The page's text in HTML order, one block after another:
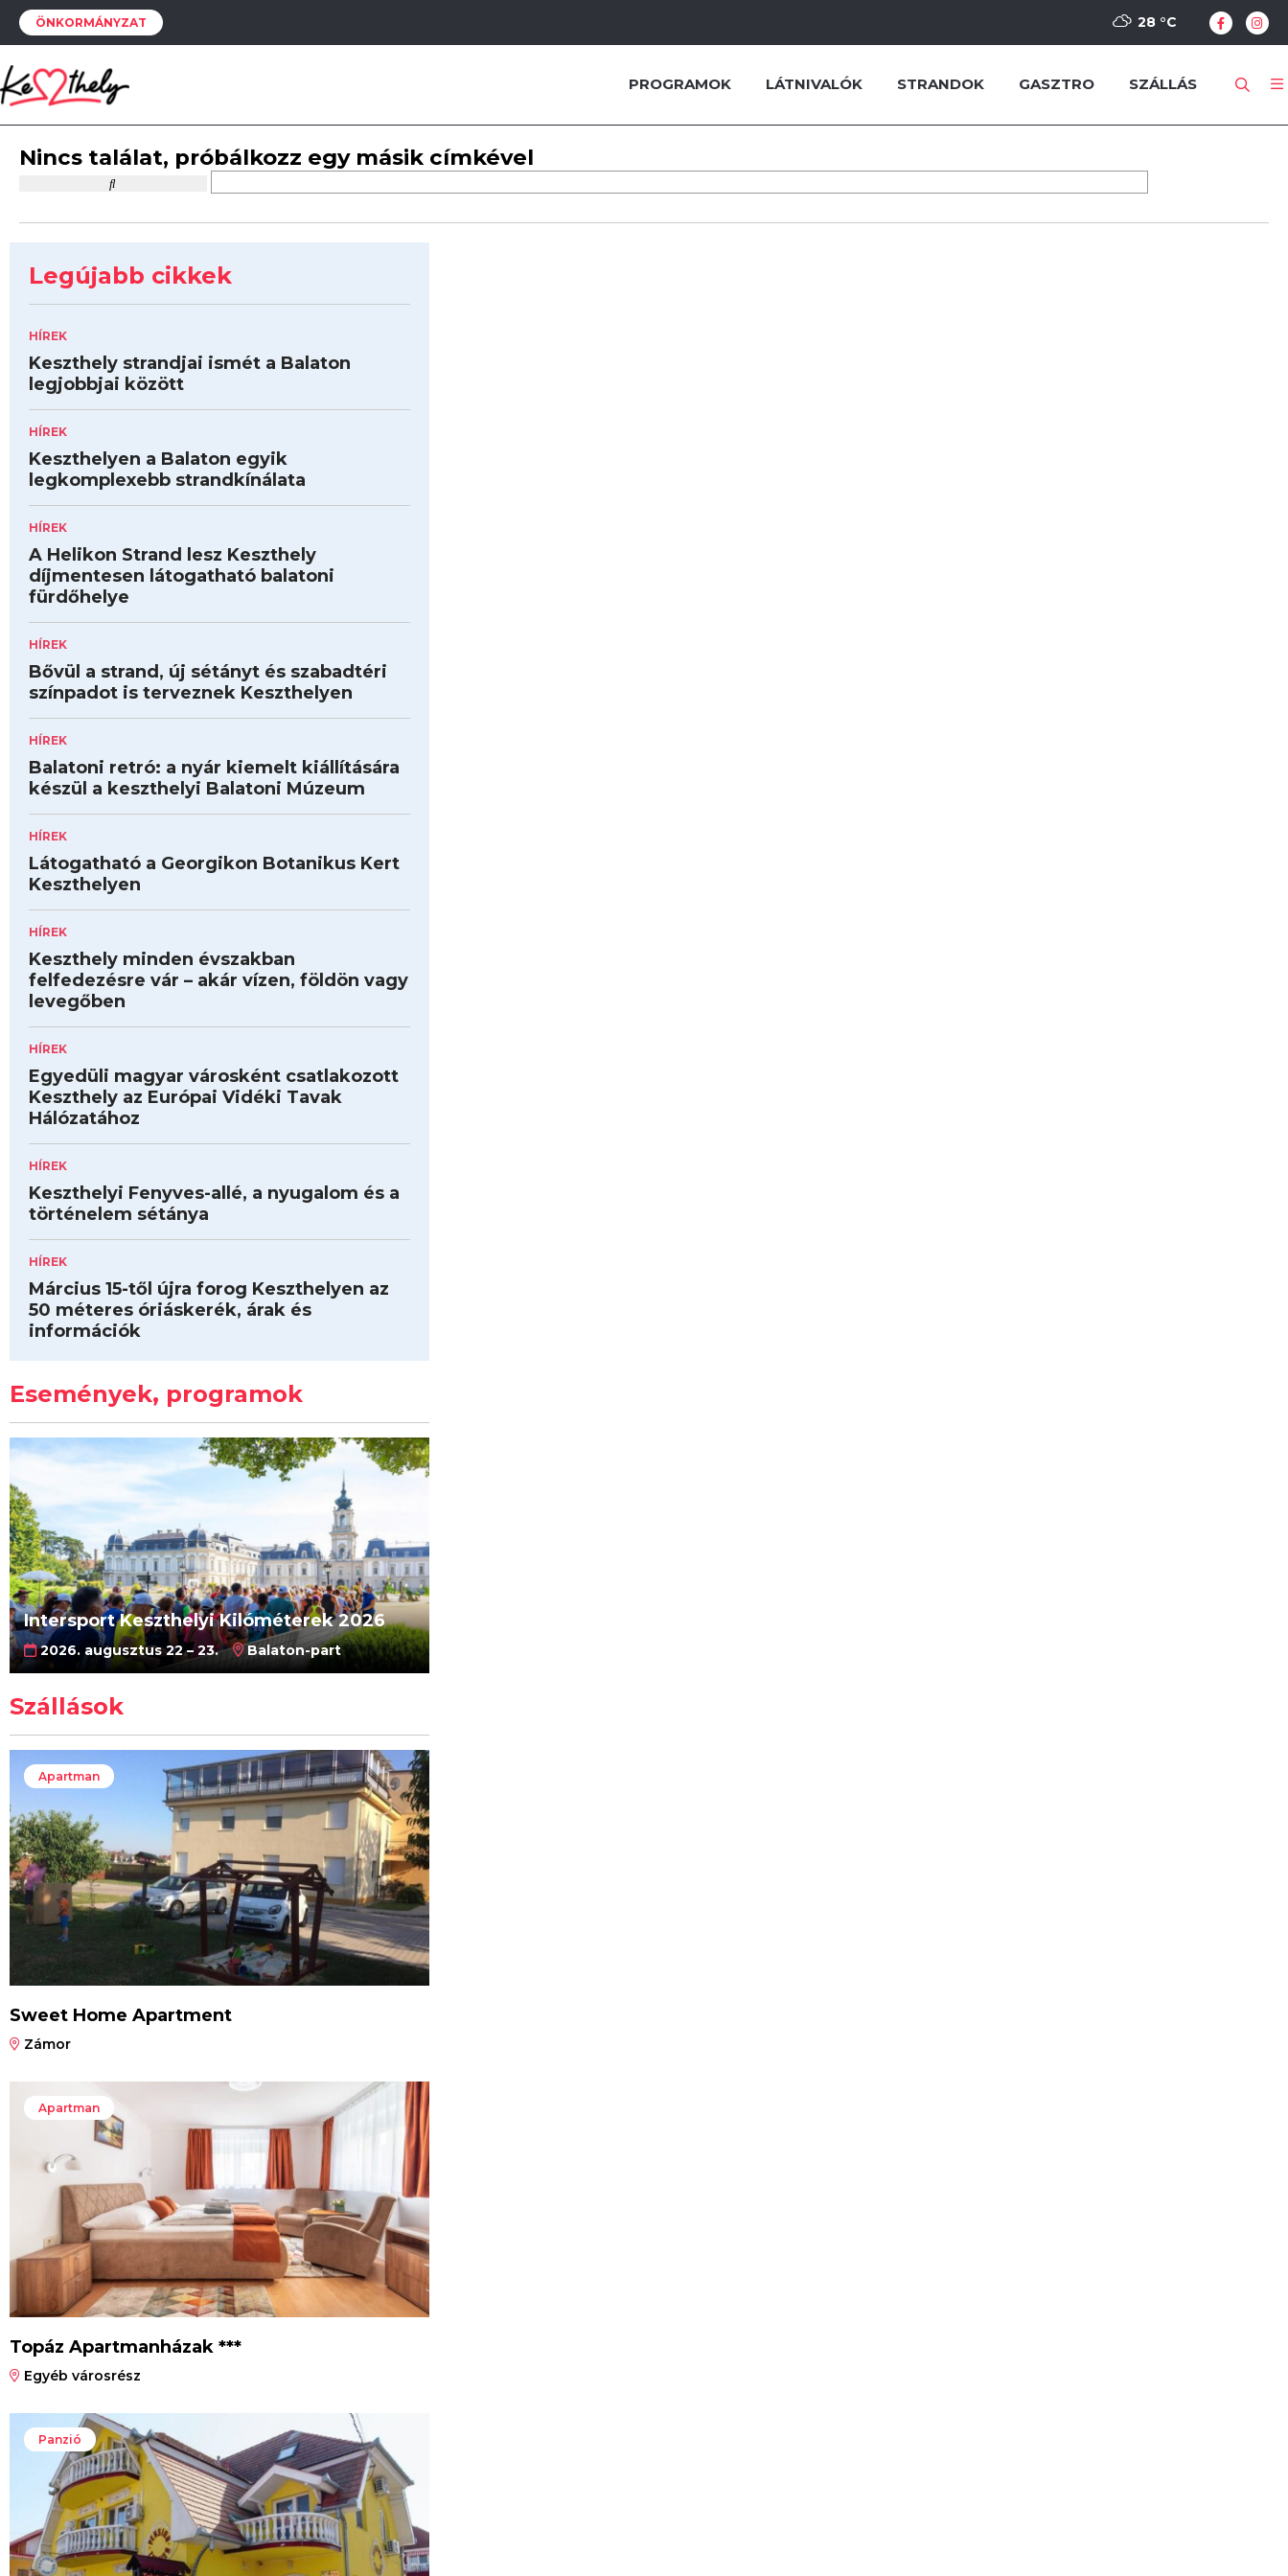
ÖNKORMÁNYZAT 28 °C
PROGRAMOK LÁTNIVALÓK STRANDOK GASZTRO SZÁLLÁS
Nincs találat, próbálkozz egy másik címkével
Legújabb cikkek
HÍREK
Keszthely strandjai ismét a Balaton
legjobbjai között
HÍREK
Keszthelyen a Balaton egyik
legkomplexebb strandkínálata
HÍREK
A Helikon Strand lesz Keszthely
díjmentesen látogatható balatoni
fürdőhelye
HÍREK
Bővül a strand, új sétányt és szabadtéri
színpadot is terveznek Keszthelyen
HÍREK
Balatoni retró: a nyár kiemelt kiállítására
készül a keszthelyi Balatoni Múzeum
HÍREK
Látogatható a Georgikon Botanikus Kert
Keszthelyen
HÍREK
Keszthely minden évszakban
felfedezésre vár – akár vízen, földön vagy
levegőben
HÍREK
Egyedüli magyar városként csatlakozott
Keszthely az Európai Vidéki Tavak
Hálózatához
HÍREK
Keszthelyi Fenyves-allé, a nyugalom és a
történelem sétánya
HÍREK
Március 15-től újra forog Keszthelyen az
50 méteres óriáskerék, árak és
információk
Események, programok
Intersport Keszthelyi Kilóméterek 2026
2026. augusztus 22 – 23. Balaton-part
Szállások
Apartman
Sweet Home Apartment
Zámor
Apartman
Topáz Apartmanházak ***
Egyéb városrész
Panzió